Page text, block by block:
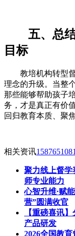
五、总
目标
教培机构转型
理念的升级。当整
那些能够帮助孩子
务，才是真正有价
回归教育本质、聚
相关资讯
聚力线上督学
师专业能力
心智升维·赋
营”圆满收官
【重磅喜讯
产品研发
2026全国教